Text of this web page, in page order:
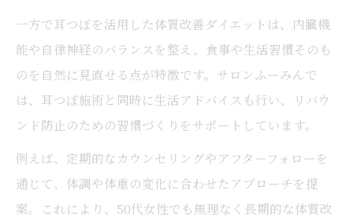
一方で耳つぼを活用した体質改善ダイエットは、内臓機
能や自律神経のバランスを整え、食事や生活習慣そのも
のを自然に見直せる点が特徴です。サロンふーみんで
は、耳つぼ施術と同時に生活アドバイスも行い、リバウ
ンド防止のための習慣づくりをサポートしています。
例えば、定期的なカウンセリングやアフターフォローを
通じて、体調や体重の変化に合わせたアプローチを提
案。これにより、50代女性でも無理なく長期的な体質改